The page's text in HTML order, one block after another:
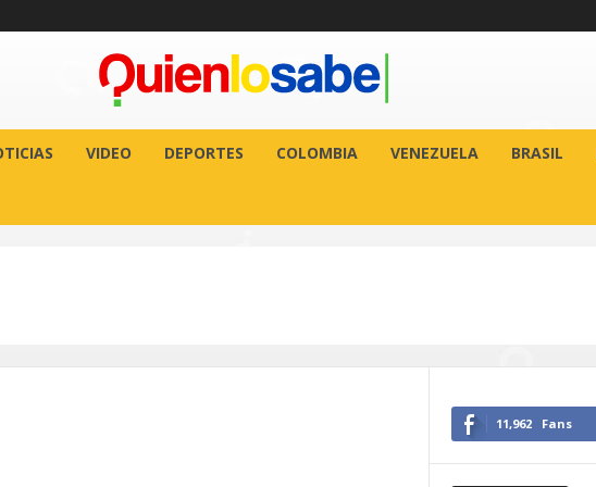
VIDEO DEPORTES COLOMBIA VENEZUELA BRASIL
11,962 Fans